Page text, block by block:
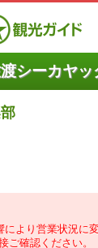
シーカヤッ
より営業状況に
ご確認ください。